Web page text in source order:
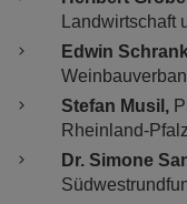
Edwin
Stefan Musil,
Rheinland-Pfalz
Dr. Simone